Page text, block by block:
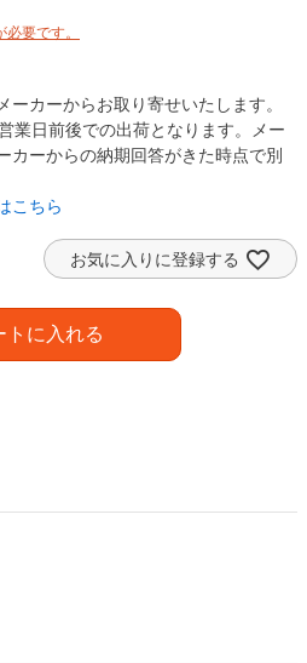
要です。
ーカーからお取り寄せいたします。
業日前後での出荷となります。メー
カーからの納期回答がきた時点で別
こちら
お気に入りに登録する
トに入れる